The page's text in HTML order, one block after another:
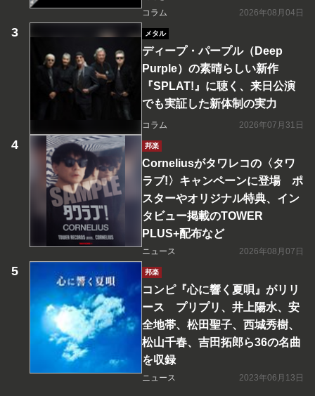
コラム 2026年08月04日
メタル
ディープ・パープル（Deep
Purple）の素晴らしい新作
『SPLAT!』に聴く、来日公演
でも実証した新体制の実力
コラム 2026年07月31日
邦楽
Corneliusがタワレコの〈タワ
ラブ!〉キャンペーンに登場 ポ
スターやオリジナル特典、イン
タビュー掲載のTOWER
PLUS+配布など
ニュース 2026年08月07日
邦楽
コンピ『心に響く夏唄』がリリ
ース プリプリ、井上陽水、安
全地帯、松田聖子、西城秀樹、
松山千春、吉田拓郎ら36の名曲
を収録
ニュース 2023年06月13日